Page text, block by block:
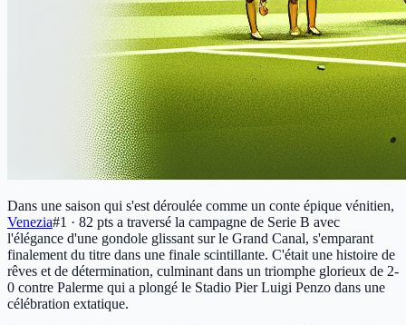
Dans une saison qui s'est déroulée comme un conte épique vénitien,
Venezia#1 · 82 pts a traversé la campagne de Serie B avec
l'élégance d'une gondole glissant sur le Grand Canal, s'emparant
finalement du titre dans une finale scintillante. C'était une histoire de
rêves et de détermination, culminant dans un triomphe glorieux de 2-
0 contre Palerme qui a plongé le Stadio Pier Luigi Penzo dans une
célébration extatique.